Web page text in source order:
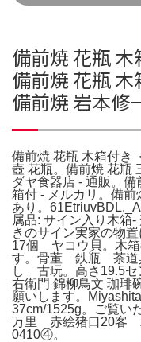
備前焼 花瓶
備前焼 花瓶
備前焼 岩本修
備前焼 花瓶 木箱付き
壺 花瓶。備前焼 花瓶
ダヤ食器店 - 通販。
箱付 - メルカリ。備
あり。
属品: サイン入り木箱
きのサイン実家の物
17個 ヤコウ貝。木箱
す。骨董 鉄瓶 茶
し 古玩。高さ19.5セ
右衛門 錦柳鳥文 珈琲
願いします。
37cm/1525g。ご覧い
万里 赤絵猪口20客
0410④。